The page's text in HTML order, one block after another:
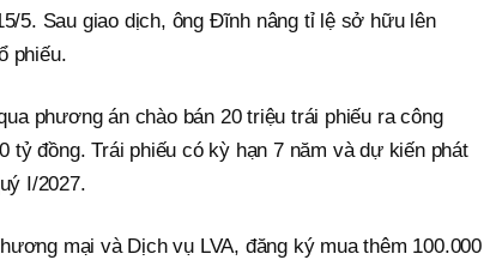
5. Sau giao dịch, ông Đĩnh nâng tỉ lệ sở hữu lên
phiếu.
phương án chào bán 20 triệu trái phiếu ra công
tỷ đồng. Trái phiếu có kỳ hạn 7 năm và dự kiến phát
I/2027.
mại và Dịch vụ LVA, đăng ký mua thêm 100.000